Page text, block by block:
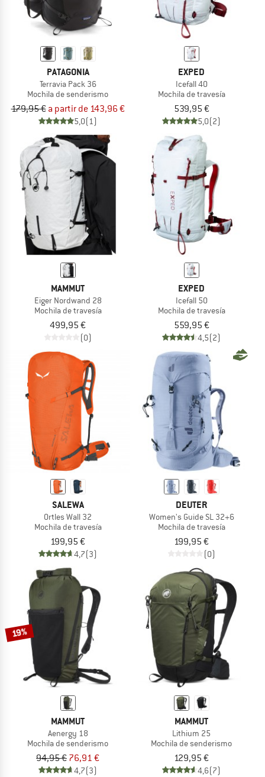
PATAGONIA
Terravia Pack 36
Mochila de senderismo
179,95 € a partir de 143,96 €
5,0(1)
EXPED
Icefall 40
Mochila de travesía
539,95 €
5,0(2)
MAMMUT
Eiger Nordwand 28
Mochila de travesía
499,95 €
(0)
EXPED
Icefall 50
Mochila de travesía
559,95 €
4,5(2)
SALEWA
Ortles Wall 32
Mochila de travesía
199,95 €
4,7(3)
DEUTER
Women's Guide SL 32+6
Mochila de travesía
199,95 €
(0)
19%
MAMMUT
Aenergy 18
Mochila de senderismo
94,95 € 76,91 €
4,7(3)
MAMMUT
Lithium 25
Mochila de senderismo
129,95 €
4,6(7)